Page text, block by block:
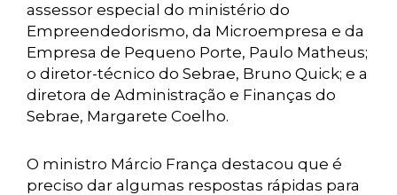
assessor especial do ministério do
Empreendedorismo, da Microempresa e da
Empresa de Pequeno Porte, Paulo Matheus;
o diretor-técnico do Sebrae, Bruno Quick; e a
diretora de Administração e Finanças do
Sebrae, Margarete Coelho.
O ministro Márcio França destacou que é
preciso dar algumas respostas rápidas para